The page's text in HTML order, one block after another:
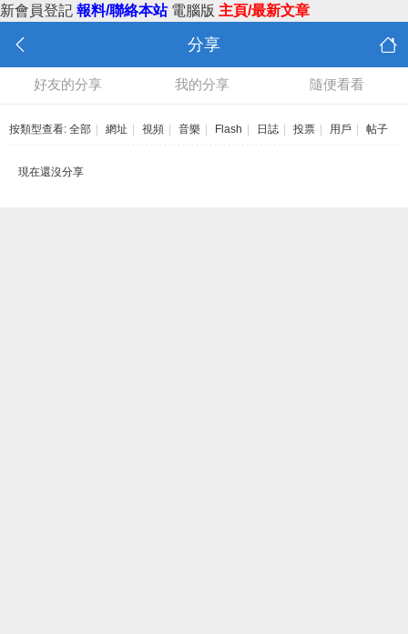
新會員登記 報料/聯絡本站 電腦版 主頁/最新文章
分享
好友的分享 我的分享 隨便看看
按類型查看: 全部 網址 視頻 音樂 Flash 日誌 投票 用戶 帖子
現在還沒分享